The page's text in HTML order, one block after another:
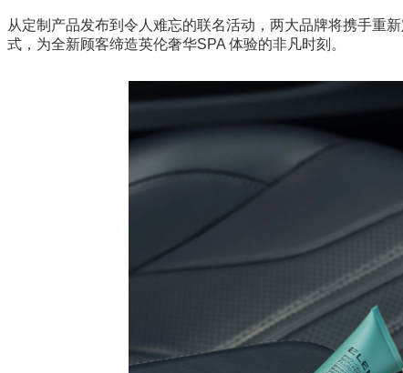
从定制产品发布到令人难忘的联名活动，两大品牌将携手重
式，为全新顾客缔造英伦奢华SPA 体验的非凡时刻。